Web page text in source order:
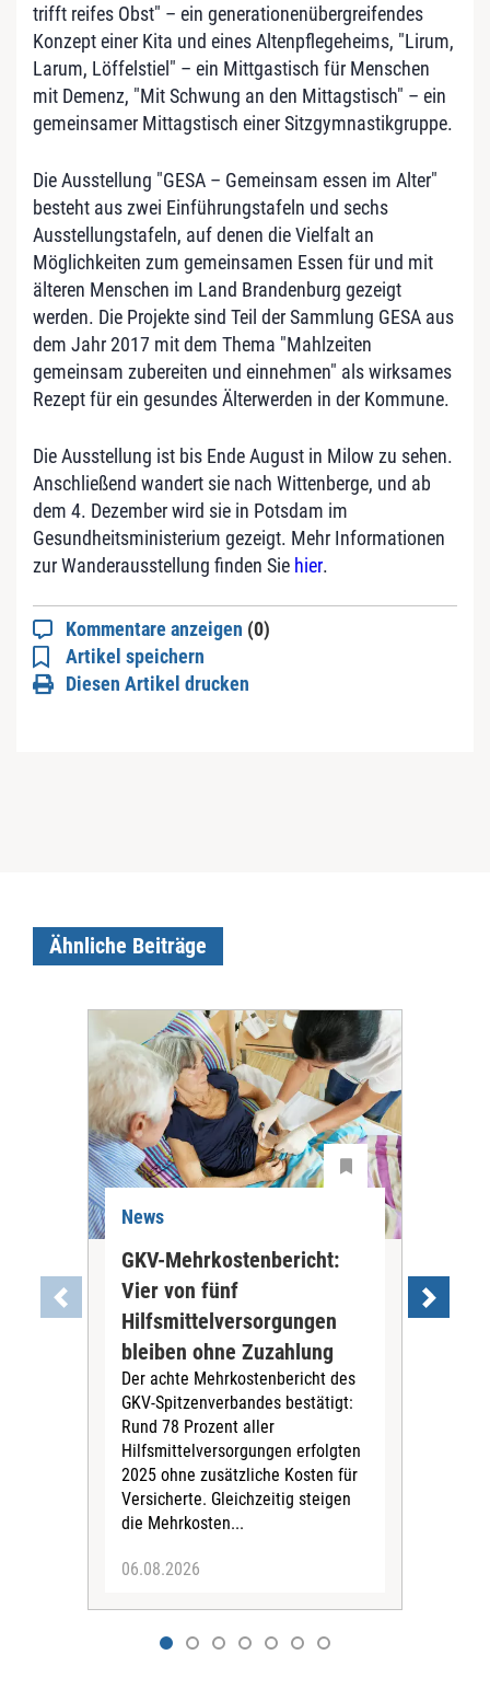
trifft reifes Obst" – ein generationenübergreifendes
Konzept einer Kita und eines Altenpflegeheims, "Lirum,
Larum, Löffelstiel" – ein Mittgastisch für Menschen
mit Demenz, "Mit Schwung an den Mittagstisch" – ein
gemeinsamer Mittagstisch einer Sitzgymnastikgruppe.
Die Ausstellung "GESA – Gemeinsam essen im Alter"
besteht aus zwei Einführungstafeln und sechs
Ausstellungstafeln, auf denen die Vielfalt an
Möglichkeiten zum gemeinsamen Essen für und mit
älteren Menschen im Land Brandenburg gezeigt
werden. Die Projekte sind Teil der Sammlung GESA aus
dem Jahr 2017 mit dem Thema "Mahlzeiten
gemeinsam zubereiten und einnehmen" als wirksames
Rezept für ein gesundes Älterwerden in der Kommune.
Die Ausstellung ist bis Ende August in Milow zu sehen.
Anschließend wandert sie nach Wittenberge, und ab
dem 4. Dezember wird sie in Potsdam im
Gesundheitsministerium gezeigt. Mehr Informationen
zur Wanderausstellung finden Sie hier.
Kommentare anzeigen (0)
Artikel speichern
Diesen Artikel drucken
Ähnliche Beiträge
News
GKV-Mehrkostenbericht:
Vier von fünf
Hilfsmittelversorgungen
bleiben ohne Zuzahlung
Der achte Mehrkostenbericht des
GKV-Spitzenverbandes bestätigt:
Rund 78 Prozent aller
Hilfsmittelversorgungen erfolgten
2025 ohne zusätzliche Kosten für
Versicherte. Gleichzeitig steigen
die Mehrkosten...
06.08.2026